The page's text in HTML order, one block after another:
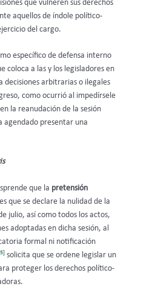
que vulneren sus derechos
aquellos de índole político-
del cargo.
específico de defensa interno
coloca a las y los legisladores en
decisiones arbitrarias o ilegales
como ocurrió al impedírsele
la reanudación de la sesión
agendado presentar una
que la pretensión
es que se declare la nulidad de la
julio, así como todos los actos,
adoptadas en dicha sesión, al
formal ni notificación
solicita que se ordene legislar un
proteger los derechos político-